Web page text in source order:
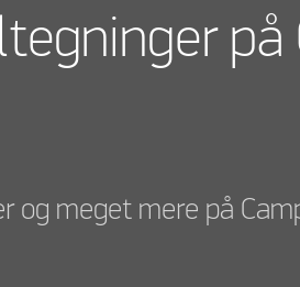
på
og meget mere på